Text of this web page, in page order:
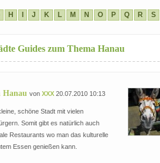
H J K L M N O P Q R S
Guides zum Thema Hanau
Hanau von XXX 20.07.2010 10:13
schöne Stadt mit vielen
Somit gibt es natürlich auch
Restaurants wo man das kulturelle
Essen genießen kann.